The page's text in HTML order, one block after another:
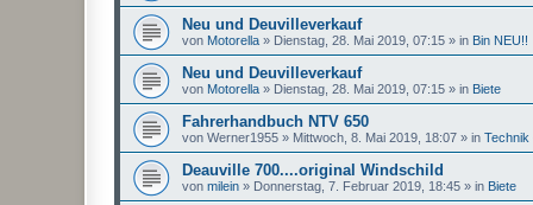
Neu und Deuvilleverkauf
von Motorella » Dienstag, 28. Mai 2019, 07:15 » in Bin NEU!!
Neu und Deuvilleverkauf
von Motorella » Dienstag, 28. Mai 2019, 07:15 » in Biete
Fahrerhandbuch NTV 650
von Werner1955 » Mittwoch, 8. Mai 2019, 18:07 » in Technik
Deauville 700....original Windschild
von milein » Donnerstag, 7. Februar 2019, 18:45 » in Biete